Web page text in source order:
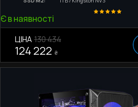
Є в наявності
ЦІНА 130 434
124 222 ₴